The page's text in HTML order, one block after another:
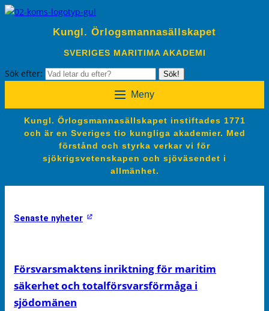
Kungl. Örlogsmannasällskapet
SVERIGES MARITIMA AKADEMI
Sök efter: Sök!
Meny
Kungl. Örlogsmannasällskapet instiftades 1771
och är en Sveriges tio kungliga akademier. Med
förstånd och styrka verkar vi för
sjökrigsvetenskapen och sjöväsendet i
allmänhet.
Senaste nyheter
Försvarsmaktens inriktning för maritim
säkerhet och totalförsvarsförmåga i
sjödomänen